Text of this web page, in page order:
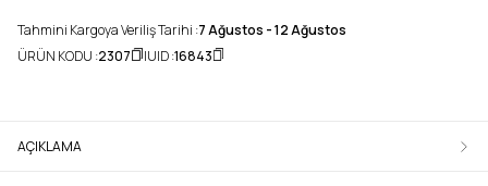
Tahmini Kargoya Veriliş Tarihi :7 Ağustos - 12 Ağustos
ÜRÜN KODU :2307 UID :16843
AÇIKLAMA